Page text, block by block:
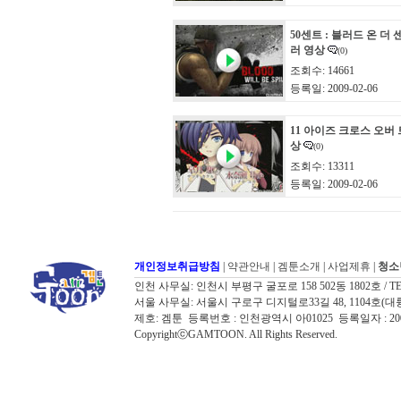
50센트 : 블러드 온 더
러 영상
(0)
조회수: 14661
등록일: 2009-02-06
11 아이즈 크로스 오버
상
(0)
조회수: 13311
등록일: 2009-02-06
개인정보취급방침 약관안내 겜툰소개 사업제휴
청
인천 사무실: 인천시 부평구 굴포로 158 502동 1802호 /
서울 사무실: 서울시 구로구 디지털로33길 48, 1104호(대
제호: 겜툰 등록번호 : 인천광역시 아01025 등록일자 :
CopyrightⓒGAMTOON. All Rights Reserved.